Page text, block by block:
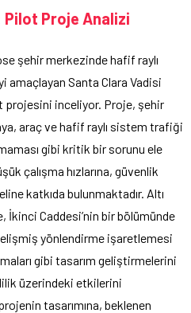
Pilot Proje Analizi
şehir merkezinde hafif raylı
Santa Clara Vadisi
projesini inceliyor. Proje, şehir
araç ve hafif raylı sistem trafiği
gibi kritik bir sorunu ele
çalışma hızlarına, güvenlik
katkıda bulunmaktadır. Altı
İkinci Caddesi’nin bir bölümünde
yönlendirme işaretlemesi
gibi tasarım geliştirmelerini
üzerindeki etkilerini
tasarımına, beklenen